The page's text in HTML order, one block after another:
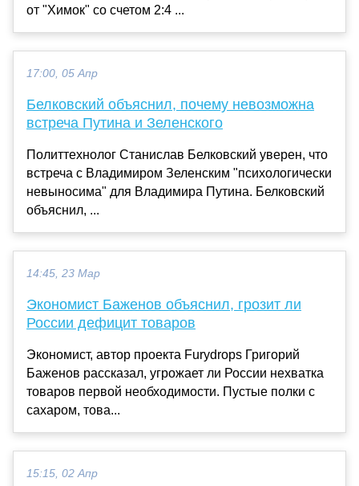
от "Химок" со счетом 2:4 ...
17:00, 05 Апр
Белковский объяснил, почему невозможна
встреча Путина и Зеленского
Политтехнолог Станислав Белковский уверен, что
встреча с Владимиром Зеленским "психологически
невыносима" для Владимира Путина. Белковский
объяснил, ...
14:45, 23 Мар
Экономист Баженов объяснил, грозит ли
России дефицит товаров
Экономист, автор проекта Furydrops Григорий
Баженов рассказал, угрожает ли России нехватка
товаров первой необходимости. Пустые полки с
сахаром, това...
15:15, 02 Апр